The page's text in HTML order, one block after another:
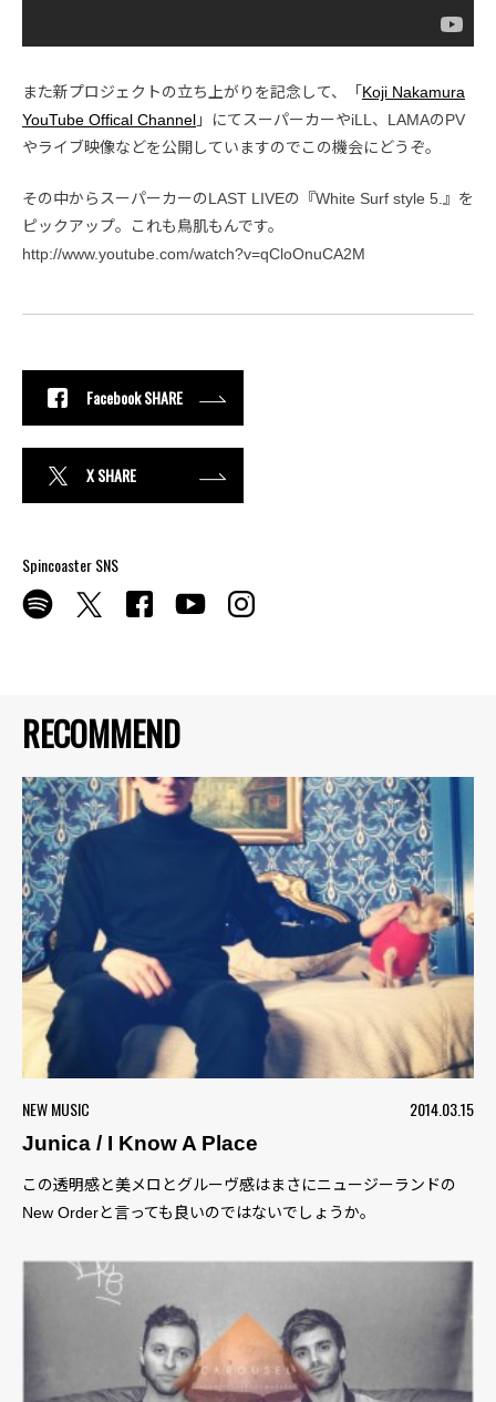
RECOMMEND
NEW MUSIC
2014.03.15
Junica / I Know A Place
この透明感と美メロとグルーヴ感はまさにニュージーランドの
New Orderと言っても良いのではないでしょうか。
また新プロジェクトの立ち上がりを記念して、「Koji Nakamura
YouTube Offical Channel 」にてスーパーカーやiLL、LAMAのPV
やライブ映像などを公開していますのでこの機会にどうぞ。
その中からスーパーカーのLAST LIVEの『White Surf style 5.』を
ピックアップ。これも鳥肌もんです。
http://www.youtube.com/watch?v=qCloOnuCA2M
Facebook SHARE
X SHARE
Spincoaster SNS